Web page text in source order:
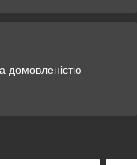
домовленістю